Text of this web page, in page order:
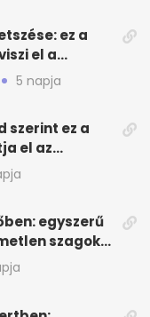
ez a
el a
5 napja
szerint ez a
el az
egyszerű
szagok